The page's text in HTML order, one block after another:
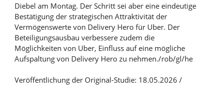
Diebel am Montag. Der Schritt sei aber eine eindeutige
Bestätigung der strategischen Attraktivität der
Vermögenswerte von Delivery Hero für Uber. Der
Beteiligungsausbau verbessere zudem die
Möglichkeiten von Uber, Einfluss auf eine mögliche
Aufspaltung von Delivery Hero zu nehmen./rob/gl/he
Veröffentlichung der Original-Studie: 18.05.2026 /